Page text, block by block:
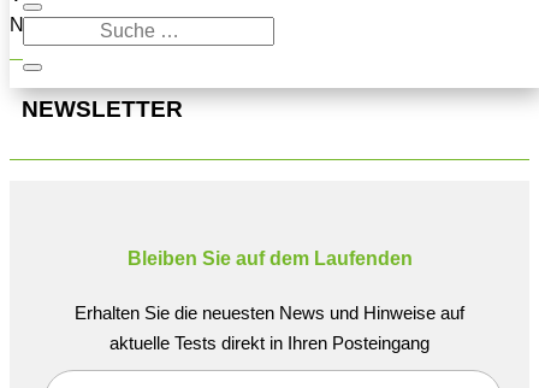
Navigation oben, um den Beitrag zu finden.
NEWSLETTER
Bleiben Sie auf dem Laufenden
Erhalten Sie die neuesten News und Hinweise auf
aktuelle Tests direkt in Ihren Posteingang